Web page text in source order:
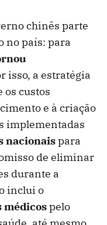
chinês parte
no país: para
isso, a estratégia
os custos
e à criação
implementadas
nacionaispara
de eliminar
durante a
inclui o
médicospelo